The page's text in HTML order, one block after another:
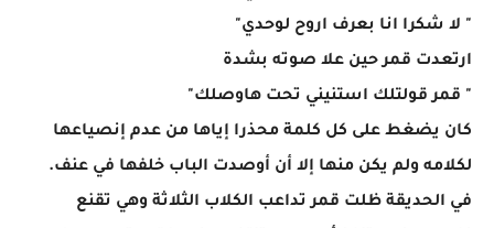
" لا شكرا انا بعرف اروح لوحدي"
ارتعدت قمر حين علا صوته بشدة
" قمر قولتلك استنيني تحت هاوصلك"
كان يضغط على كل كلمة محذرا إياها من عدم إنصياعها
لكلامه ولم يكن منها إلا أن أوصدت الباب خلفها في عنف.
في الحديقة ظلت قمر تداعب الكلاب الثلاثة وهي تقنع